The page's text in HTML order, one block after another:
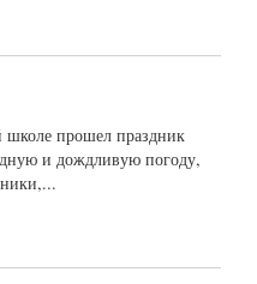
школе прошел праздник
и дождливую погоду,